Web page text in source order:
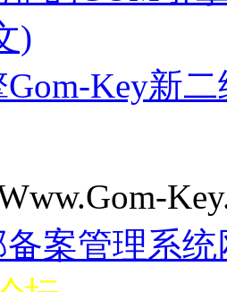
)
Gom-Key新
案管理系统